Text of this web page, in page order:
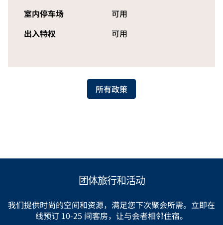
室内停车场
可用
出入特权
可用
所有政策
团体旅行和活动
我们提供时尚的空间和资源，满足您下次聚会所需。立即在
线预订 10-25 间客房，让与会者相邻住宿。